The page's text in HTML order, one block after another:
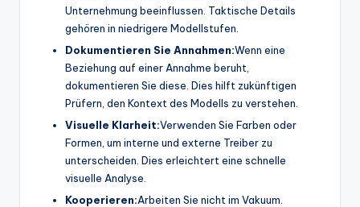
Unternehmung beeinflussen. Taktische Details
gehören in niedrigere Modellstufen.
Dokumentieren Sie Annahmen:Wenn eine
Beziehung auf einer Annahme beruht,
dokumentieren Sie diese. Dies hilft zukünftigen
Prüfern, den Kontext des Modells zu verstehen.
Visuelle Klarheit:Verwenden Sie Farben oder
Formen, um interne und externe Treiber zu
unterscheiden. Dies erleichtert eine schnelle
visuelle Analyse.
Kooperieren:Arbeiten Sie nicht im Vakuum.